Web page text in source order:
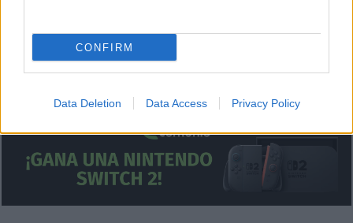
CONFIRM
Data Deletion Data Access Privacy Policy